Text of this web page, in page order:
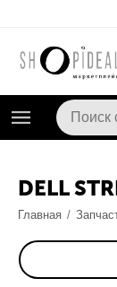
DELL
Главная /